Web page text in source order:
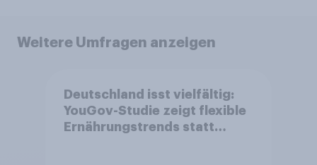
Weitere Umfragen anzeigen
Deutschland isst vielfältig:
YouGov-Studie zeigt flexible
Ernährungstrends statt